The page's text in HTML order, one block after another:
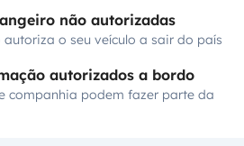
não autorizadas
o seu veículo a sair do país
autorizados a bordo
companhia podem fazer parte da